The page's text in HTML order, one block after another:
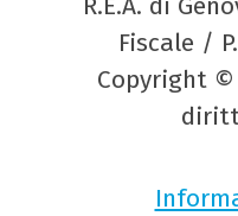
Fiscale /
Copyright ©